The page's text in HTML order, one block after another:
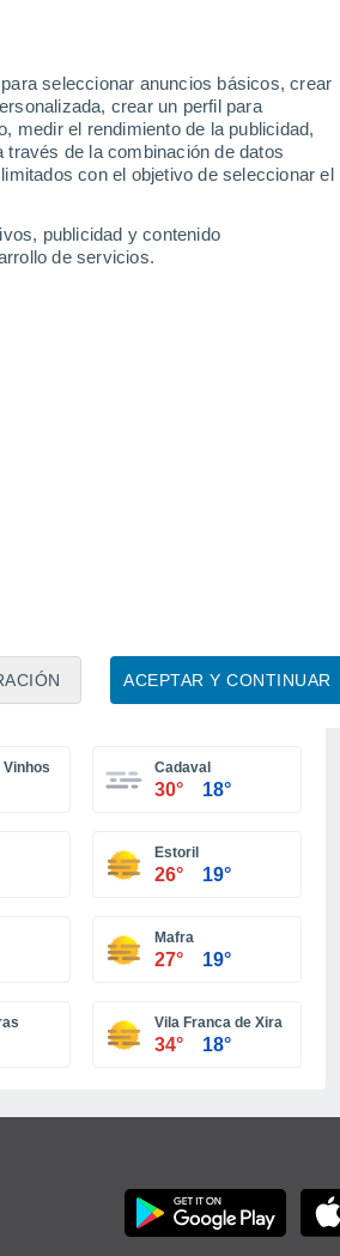
seleccionar anuncios básicos, crear
crear un perfil para
medir el rendimiento de la publicidad,
de la combinación de datos
con el objetivo de seleccionar el
publicidad y contenido
de servicios.
ACEPTAR Y CONTINUAR
Cadaval
30° 18°
Estoril
26° 19°
Mafra
27° 19°
Vila Franca de Xira
34° 18°